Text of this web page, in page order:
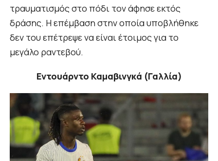
τραυματισμός στο πόδι τον άφησε εκτός
δράσης. Η επέμβαση στην οποία υποβλήθηκε
δεν του επέτρεψε να είναι έτοιμος για το
μεγάλο ραντεβού.
Εντουάρντο Καμαβινγκά (Γαλλία)